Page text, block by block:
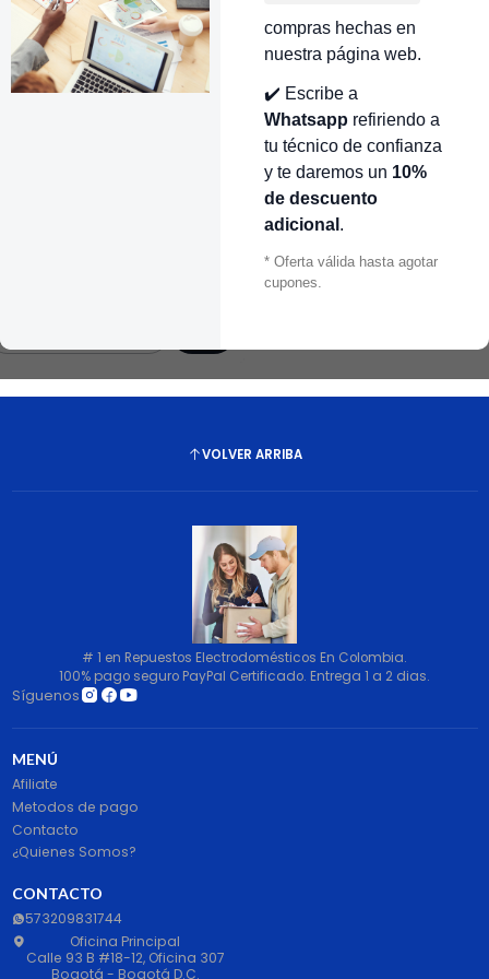
compras hechas en
nuestra página web.
✔️ Escribe a
Whatsapp refiriendo a
tu técnico de confianza
y te daremos un 10%
de descuento
adicional .
* Oferta válida hasta agotar
cupones.
|Mabe
MARCHA 45 MF
LAVADORA ELECTROLUX
CR440282|-
CAPACITOR MARCHA 40 MFD
PARA LAVADORA CR440282 |
REPUESTOS PARA LAVADORA
$123.000 COP
Cantidad
VOLVER ARRIBA
# 1 en Repuestos Electrodomésticos En Colombia.
100% pago seguro PayPal Certificado. Entrega 1 a 2 dias.
Síguenos
MENÚ
Afiliate
Metodos de pago
Contacto
¿Quienes Somos?
CONTACTO
573209831744
Oficina Principal
Calle 93 B #18-12, Oficina 307
Bogotá - Bogotá D.C.